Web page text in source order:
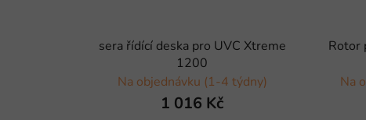
sera řídící deska pro UVC Xtreme
1200
Na objednávku (1-4 týdny)
1 016 Kč
Rotor
Na